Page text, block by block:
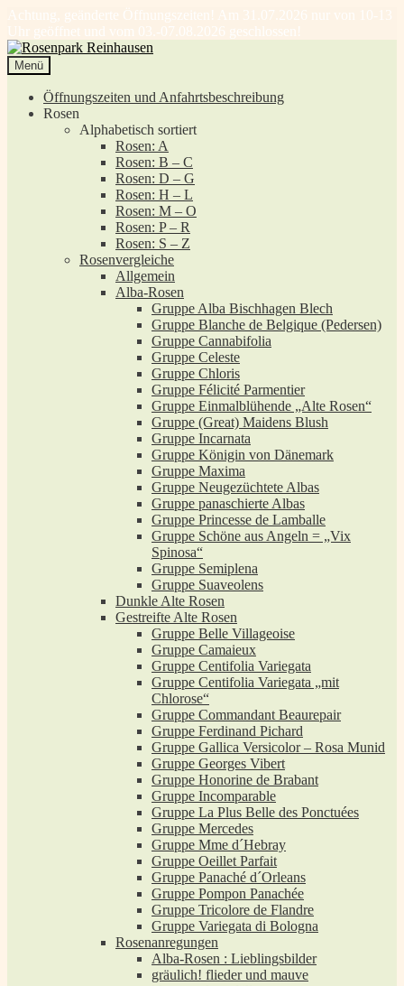
Achtung, geänderte Öffnungszeiten! Am 31.07.2026 nur von 10-13
Uhr geöffnet und vom 03.-07.08.2026 geschlossen!
Zur
Navigation
springen
Zum
Inhalt
springen
Menü
Öffnungszeiten und Anfahrtsbeschreibung
Rosen
Alphabetisch sortiert
Rosen: A
Rosen: B – C
Rosen: D – G
Rosen: H – L
Rosen: M – O
Rosen: P – R
Rosen: S – Z
Rosenvergleiche
Allgemein
Alba-Rosen
Gruppe Alba Bischhagen Blech
Gruppe Blanche de Belgique (Pedersen)
Gruppe Cannabifolia
Gruppe Celeste
Gruppe Chloris
Gruppe Félicité Parmentier
Gruppe Einmalblühende „Alte Rosen“
Gruppe (Great) Maidens Blush
Gruppe Incarnata
Gruppe Königin von Dänemark
Gruppe Maxima
Gruppe Neugezüchtete Albas
Gruppe panaschierte Albas
Gruppe Princesse de Lamballe
Gruppe Schöne aus Angeln = „Vix
Spinosa“
Gruppe Semiplena
Gruppe Suaveolens
Dunkle Alte Rosen
Gestreifte Alte Rosen
Gruppe Belle Villageoise
Gruppe Camaieux
Gruppe Centifolia Variegata
Gruppe Centifolia Variegata „mit
Chlorose“
Gruppe Commandant Beaurepair
Gruppe Ferdinand Pichard
Gruppe Gallica Versicolor – Rosa Munid
Gruppe Georges Vibert
Gruppe Honorine de Brabant
Gruppe Incomparable
Gruppe La Plus Belle des Ponctuées
Gruppe Mercedes
Gruppe Mme d´Hebray
Gruppe Oeillet Parfait
Gruppe Panaché d´Orleans
Gruppe Pompon Panachée
Gruppe Tricolore de Flandre
Gruppe Variegata di Bologna
Rosenanregungen
Alba-Rosen : Lieblingsbilder
gräulich! flieder und mauve